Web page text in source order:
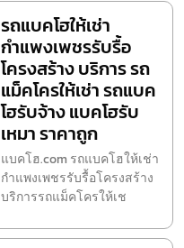
รถแบคโฮให้เช่า
กำแพงเพชรรับรื้อ
โครงสร้าง บริการ รถ
แม็คโครให้เช่า รถแบค
โฮรับจ้าง แบคโฮรับ
เหมา ราคาถูก
แบคโฮ.com รถแบคโฮให้เช่า
กำแพงเพชรรับรื้อโครงสร้าง
บริการรถแม็คโครให้เช